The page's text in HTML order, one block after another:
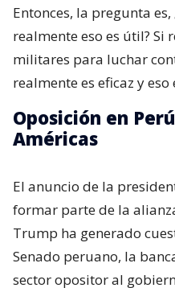
Entonces, la pregunta
realmente eso es útil?
militares para luchar
realmente es eficaz y eso
Oposición en
Américas
El anuncio de la
formar parte de la
Trump ha generado
Senado peruano, la
sector opositor al